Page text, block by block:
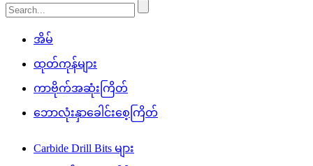
အိမ်
ထုတ်ကုန်များ
ကာဗိုက်အဆုံးကြိတ်
ဘောလုံးနှာခေါင်းစေ့ကြိတ်
Carbide Drill Bits များ